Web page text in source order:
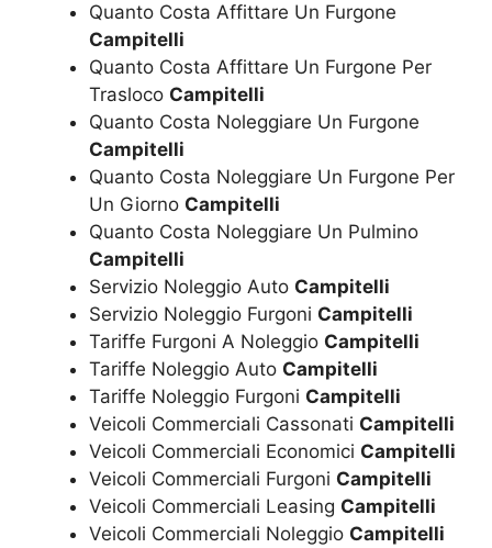
Quanto Costa Affittare Un Furgone
Campitelli
Quanto Costa Affittare Un Furgone Per
Trasloco Campitelli
Quanto Costa Noleggiare Un Furgone
Campitelli
Quanto Costa Noleggiare Un Furgone Per
Un Giorno Campitelli
Quanto Costa Noleggiare Un Pulmino
Campitelli
Servizio Noleggio Auto Campitelli
Servizio Noleggio Furgoni Campitelli
Tariffe Furgoni A Noleggio Campitelli
Tariffe Noleggio Auto Campitelli
Tariffe Noleggio Furgoni Campitelli
Veicoli Commerciali Cassonati Campitelli
Veicoli Commerciali Economici Campitelli
Veicoli Commerciali Furgoni Campitelli
Veicoli Commerciali Leasing Campitelli
Veicoli Commerciali Noleggio Campitelli